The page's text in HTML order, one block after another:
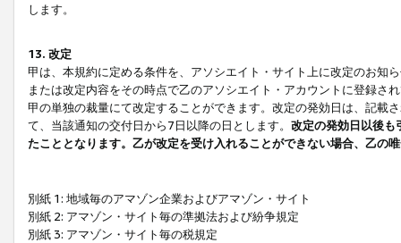
します。
13. 改定
甲は、本規約に定める条件を、アソシエイト・サイト上に改定のお知
または改定内容をその時点で乙のアソシエイト・アカウントに登録さ
甲の単独の裁量にて改定することができます。改定の発効日は、記載
て、当該通知の交付日から7日以降の日とします。 改定の発効日以後も
たこととなります。乙が改定を受け入れることができない場合、乙の
別紙 1: 地域毎のアマゾン企業およびアマゾン・サイト
別紙 2: アマゾン・サイト毎の準拠法および紛争規定
別紙 3: アマゾン・サイト毎の税規定